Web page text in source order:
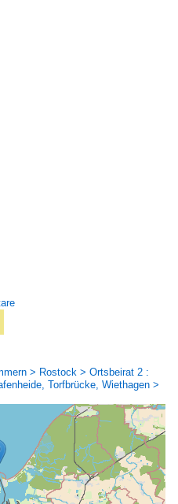
> Rostock > Ortsbeirat 2 :
Torfbrücke, Wiethagen >